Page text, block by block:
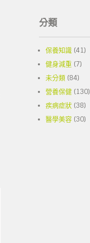
分類
保養知識 (41)
健身減重 (7)
未分類 (84)
營養保健 (130)
疾病症狀 (38)
醫學美容 (30)